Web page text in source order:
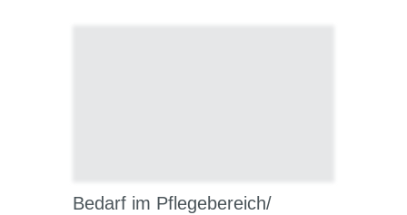
Bedarf im Pflegebereich/